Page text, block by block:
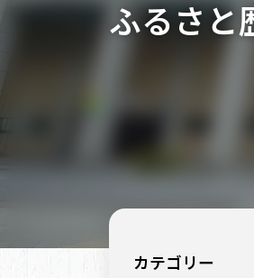
ふるさと
カテゴリー